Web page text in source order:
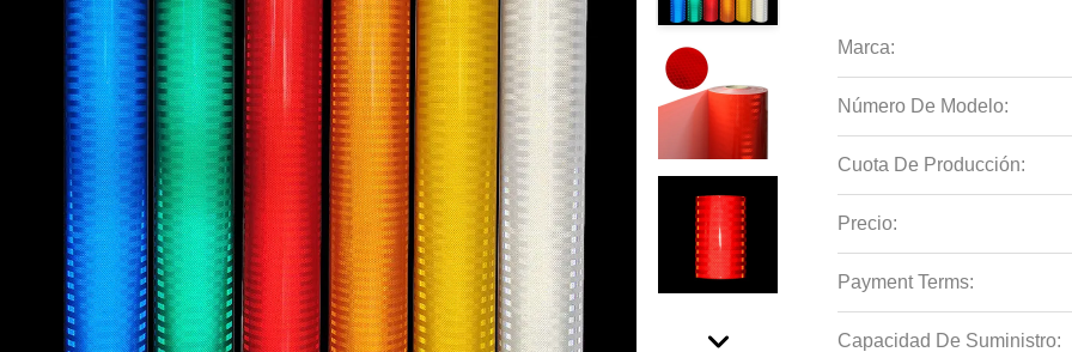
Marca:
Número De Modelo:
Cuota De Producción:
Precio:
Payment Terms:
Capacidad De Suministro: